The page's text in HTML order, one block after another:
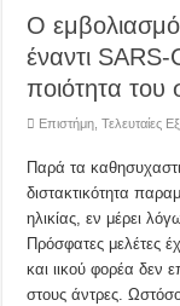
Ο
έναντι
ποιότητα του
Επιστήμη ,Τελευταίες
Παρά τα
διστακτικότητα
ηλικίας, εν μέρει
Πρόσφατες μελέτες
και ιικού φορέα δεν
στους άντρες.